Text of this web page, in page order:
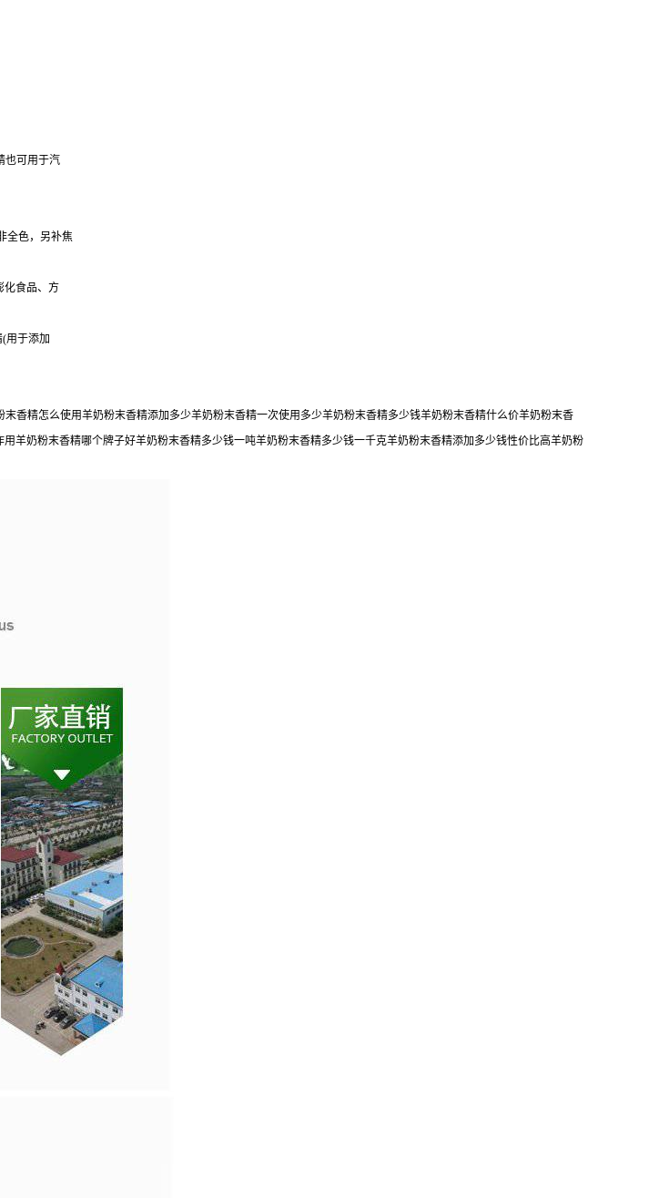
也可用于汽
全色，另补焦
化食品、方
用于添加
香精怎么使用羊奶粉末香精添加多少羊奶粉末香精一次使用多少羊奶粉末香精多少钱羊奶粉末香精什么价羊奶粉末香
羊奶粉末香精哪个牌子好羊奶粉末香精多少钱一吨羊奶粉末香精多少钱一千克羊奶粉末香精添加多少钱性价比高羊奶粉